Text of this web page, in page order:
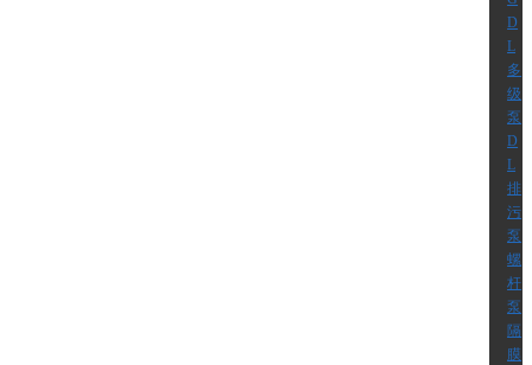
D
L
多
级
泵
D
L
排
污
泵
螺
杆
泵
隔
膜